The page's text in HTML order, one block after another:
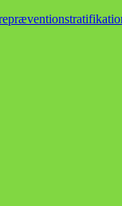
prævention